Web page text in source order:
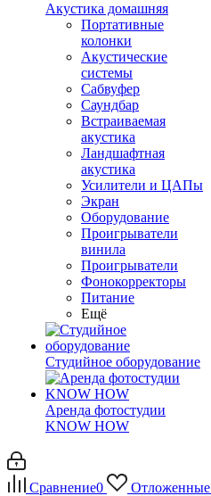
Акустика домашняя
Портативные
колонки
Акустические
системы
Сабвуфер
Саундбар
Встраиваемая
акустика
Ландшафтная
акустика
Усилители и ЦАПы
Экран
Оборудование
Проигрыватели
винила
Проигрыватели
Фонокорректоры
Питание
Ещё
Студийное оборудование
Аренда фотостудии
KNOW HOW
Сравнение0 Отложенные